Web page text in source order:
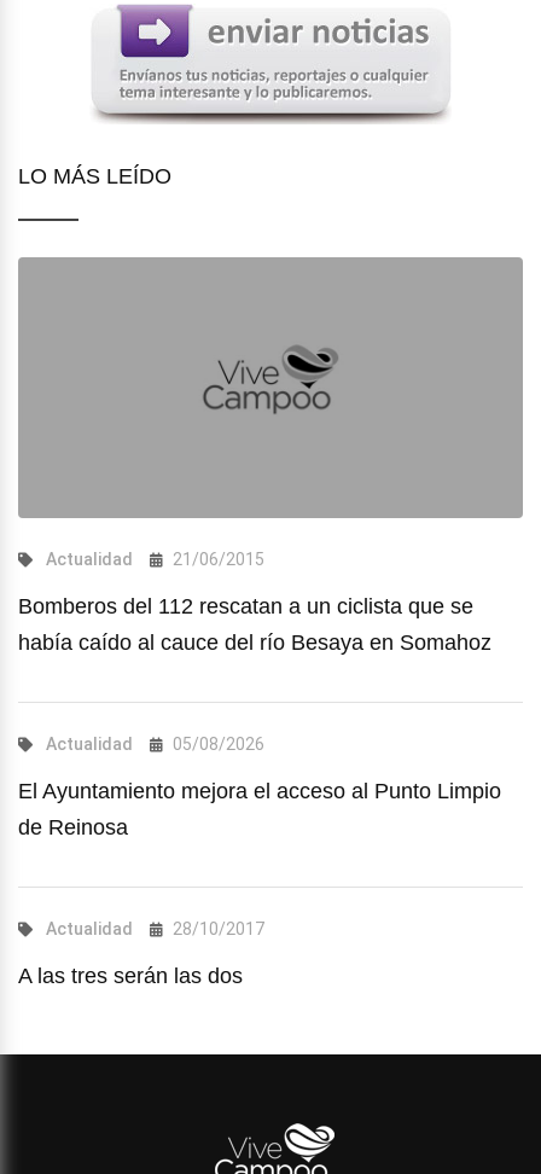
LO MÁS LEÍDO
Actualidad 21/06/2015
Bomberos del 112 rescatan a un ciclista que se
había caído al cauce del río Besaya en Somahoz
Actualidad 05/08/2026
El Ayuntamiento mejora el acceso al Punto Limpio
de Reinosa
Actualidad 28/10/2017
A las tres serán las dos